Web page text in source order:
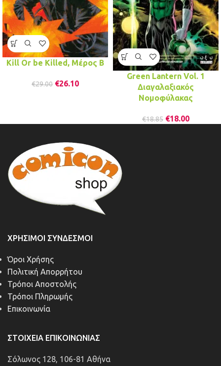
Kill Or be Killed, Μέρος Β
€29.00 €26.10
Green Lantern Vol. 1
Διαγαλαξιακός
Νομοφύλακας
€18.85 €18.00
ΧΡΉΣΙΜΟΙ ΣΎΝΔΕΣΜΟΙ
Όροι Χρήσης
Πολιτική Απορρήτου
Τρόποι Αποστολής
Τρόποι Πληρωμής
Επικοινωνία
ΣΤΟΙΧΕΊΑ ΕΠΙΚΟΙΝΩΝΊΑΣ
Σόλωνος 128, 106-81 Αθήνα